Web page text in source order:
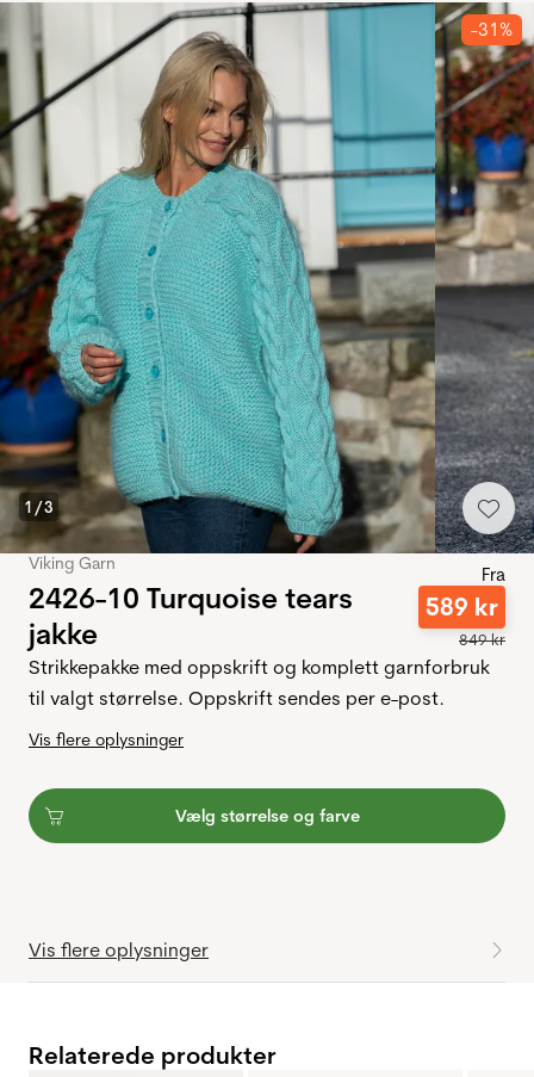
1 /3
-31%
Viking Garn
2426-10 Turquoise tears
jakke
Fra
589 kr
849kr
Strikkepakke med oppskrift og komplett garnforbruk
til valgt størrelse. Oppskrift sendes per e-post.
Vis flere oplysninger
Vælg størrelse og farve
Vis flere oplysninger
Relaterede produkter